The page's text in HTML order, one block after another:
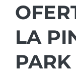
LA
PARK